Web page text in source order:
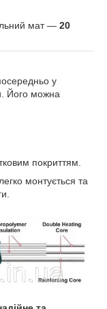
мат — 20
у
Його можна
покриттям.
монтується та